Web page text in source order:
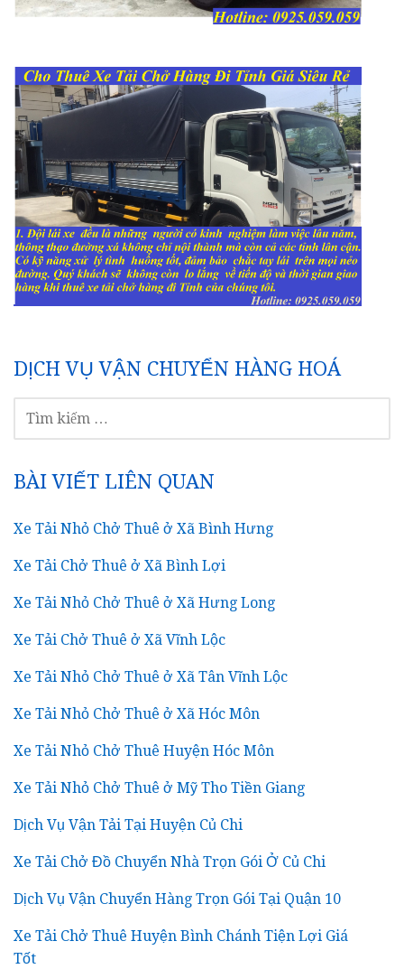
DỊCH VỤ VẬN CHUYỂN HÀNG HOÁ
KIẾM
BÀI VIẾT LIÊN QUAN
Xe Tải Nhỏ Chở Thuê ở Xã Bình Hưng
Xe Tải Chở Thuê ở Xã Bình Lợi
Xe Tải Nhỏ Chở Thuê ở Xã Hưng Long
Xe Tải Chở Thuê ở Xã Vĩnh Lộc
Xe Tải Nhỏ Chở Thuê ở Xã Tân Vĩnh Lộc
Xe Tải Nhỏ Chở Thuê ở Xã Hóc Môn
Xe Tải Nhỏ Chở Thuê Huyện Hóc Môn
Xe Tải Nhỏ Chở Thuê ở Mỹ Tho Tiền Giang
Dịch Vụ Vận Tải Tại Huyện Củ Chi
Xe Tải Chở Đồ Chuyển Nhà Trọn Gói Ở Củ Chi
Dịch Vụ Vận Chuyển Hàng Trọn Gói Tại Quận 10
Xe Tải Chở Thuê Huyện Bình Chánh Tiện Lợi Giá
Tốt